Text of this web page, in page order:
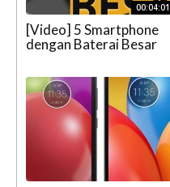
00:04:01
[Video] 5 Smartphone
dengan Baterai Besar